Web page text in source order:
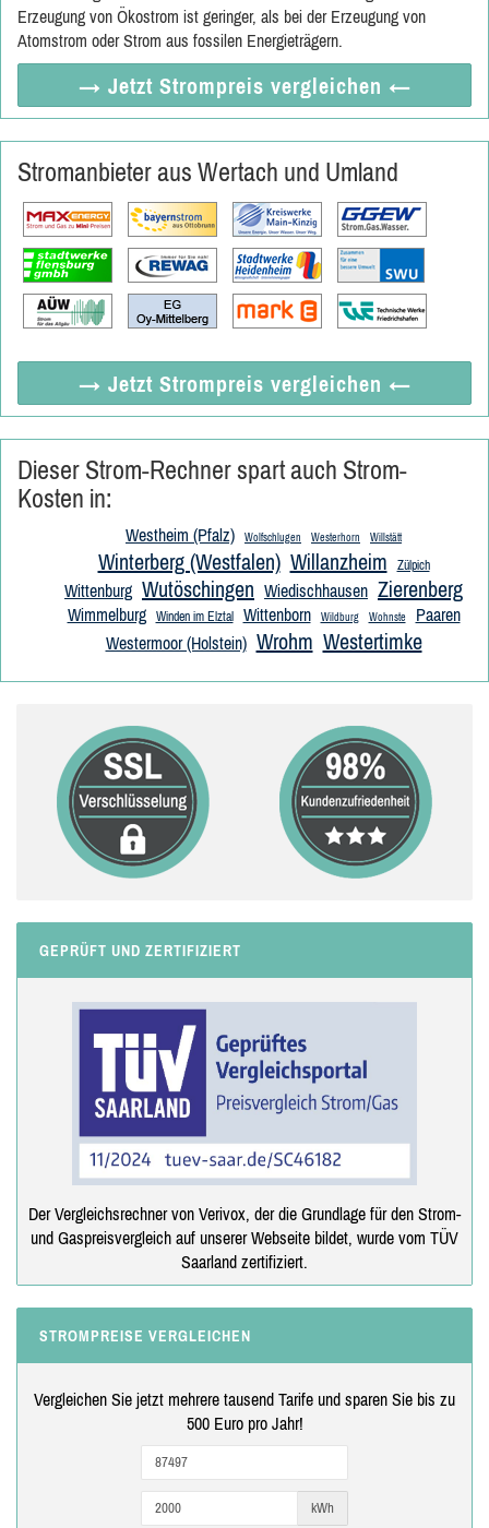
Erzeugung von Ökostrom ist geringer, als bei der Erzeugung von
Atomstrom oder Strom aus fossilen Energieträgern.
→ Jetzt Strompreis vergleichen ←
Stromanbieter aus Wertach und Umland
→ Jetzt Strompreis vergleichen ←
Dieser Strom-Rechner spart auch Strom-
Kosten in:
Westheim (Pfalz) Wolfschlugen Westerhorn Willstätt
Winterberg (Westfalen) Willanzheim Zülpich
Wittenburg Wutöschingen Wiedischhausen Zierenberg
Wimmelburg Winden im Elztal Wittenborn Wildburg Wohnste
Paaren
Westermoor (Holstein) Wrohm Westertimke
GEPRÜFT UND ZERTIFIZIERT
Der Vergleichsrechner von Verivox, der die Grundlage für den Strom-
und Gaspreisvergleich auf unserer Webseite bildet, wurde vom TÜV
Saarland zertifiziert.
STROMPREISE VERGLEICHEN
Vergleichen Sie jetzt mehrere tausend Tarife und sparen Sie bis zu
500 Euro pro Jahr!
kWh